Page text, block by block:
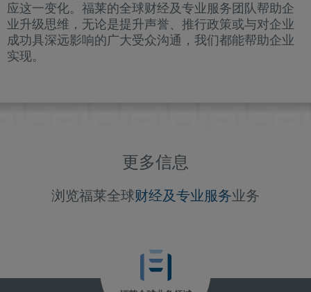
应这一变化。福莱的全球财经及专业服务团队帮助企
业升级思维，无论是提升声誉、推行政策或与对企业
成功具深远影响的广大受众沟通，我们都能帮助企业
实现。
更多信息
浏览福莱全球财经及专业服务业务